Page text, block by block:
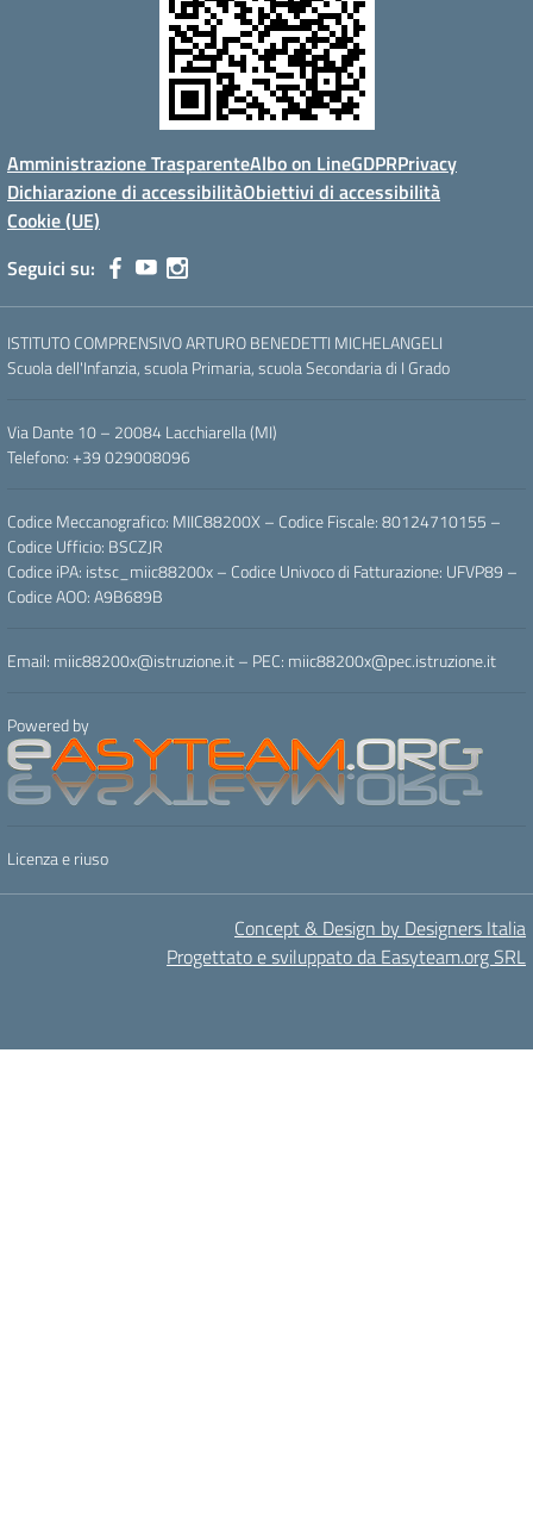
Amministrazione TrasparenteAlbo on LineGDPRPrivacy
Dichiarazione di accessibilitàObiettivi di accessibilità
Cookie (UE)
Seguici su:
ISTITUTO COMPRENSIVO ARTURO BENEDETTI MICHELANGELI
Scuola dell'Infanzia, scuola Primaria, scuola Secondaria di I Grado
Via Dante 10 – 20084 Lacchiarella (MI)
Telefono: +39 029008096
Codice Meccanografico: MIIC88200X – Codice Fiscale: 80124710155 –
Codice Ufficio: BSCZJR
Codice iPA: istsc_miic88200x – Codice Univoco di Fatturazione: UFVP89 –
Codice AOO: A9B689B
Email: miic88200x@istruzione.it – PEC: miic88200x@pec.istruzione.it
Powered by
Licenza e riuso
Concept & Design by Designers Italia
Progettato e sviluppato da Easyteam.org SRL